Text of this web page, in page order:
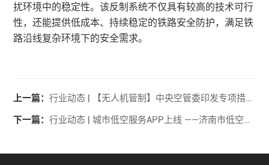
扰环境中的稳定性。该反制系统不仅具有较高的技术可行
性，还能提供低成本、持续稳定的铁路安全防护，满足铁
路沿线复杂环境下的安全需求。
上一篇：
行业动态 | 【无人机管制】中央空管委印发专项措施：无人机反制技术纳入全国低空安全监管体系
下一篇：
行业动态 | 城市低空服务APP上线 ——济南市低空全域全场景应用暨鲲鹏智飞系统发布